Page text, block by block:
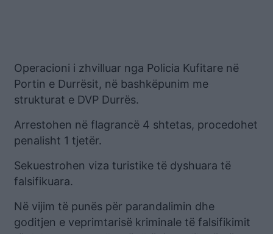
Operacioni i zhvilluar nga Policia Kufitare në
Portin e Durrësit, në bashkëpunim me
strukturat e DVP Durrës.
Arrestohen në flagrancë 4 shtetas, procedohet
penalisht 1 tjetër.
Sekuestrohen viza turistike të dyshuara të
falsifikuara.
Në vijim të punës për parandalimin dhe
goditjen e veprimtarisë kriminale të falsifikimit